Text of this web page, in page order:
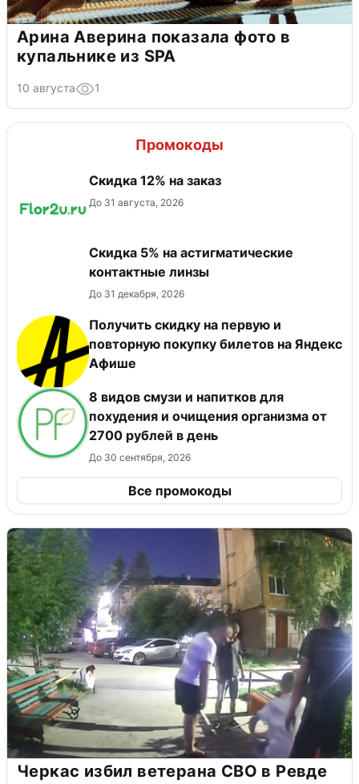
Арина Аверина показала фото в
купальнике из SPA
10 августа 1
Промокоды
Скидка 12% на заказ
До 31 августа, 2026
Скидка 5% на астигматические
контактные линзы
До 31 декабря, 2026
Получить скидку на первую и
повторную покупку билетов на Яндекс
Афише
8 видов смузи и напитков для
похудения и очищения организма от
2700 рублей в день
До 30 сентября, 2026
Все промокоды
Черкас избил ветерана СВО в Ревде